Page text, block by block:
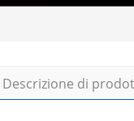
Descrizione di